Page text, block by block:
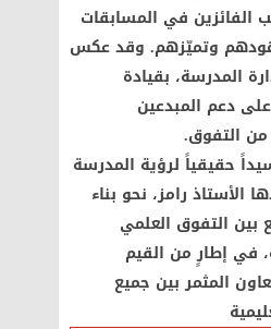
الفائزين في المسابقات
وتميّزهم. وقد عكس
المدرسة، بقيادة
على دعم المبدعين
التفوق.
حقيقياً لرؤية المدرسة
الأستاذ رامز، نحو بناء
بين التفوق العلمي
في إطارٍ من القيم
المثمر بين جميع